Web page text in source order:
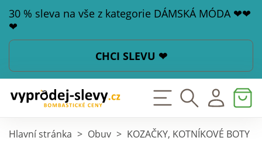
30 % sleva na vše z kategorie DÁMSKÁ MÓDA ❤❤
❤
CHCI SLEVU ❤
Hlavní stránka > Obuv > KOZAČKY, KOTNÍKOVÉ BOTY